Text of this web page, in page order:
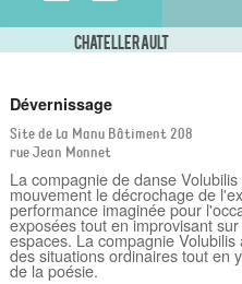
CHATELLERAULT
Dévernissage
Site de la Manu Bâtiment 208
rue Jean Monnet
La compagnie de danse
mouvement le décrochage de
performance imaginée pour
exposées tout en improvisant
espaces. La compagnie
des situations ordinaires tout en
de la poésie.